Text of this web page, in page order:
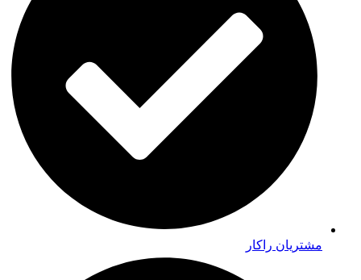
مشتریان راکار